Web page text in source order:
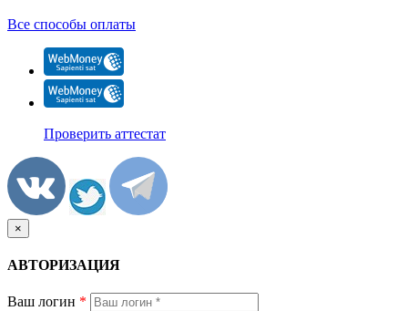
Все способы оплаты
Проверить аттестат
×
АВТОРИЗАЦИЯ
Ваш логин *